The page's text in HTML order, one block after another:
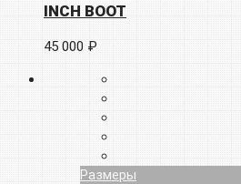
INCH BOOT
45 000 ₽
Размеры